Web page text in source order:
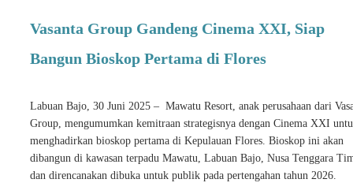
Vasanta Group Gandeng Cinema XXI, Siap
Bangun Bioskop Pertama di Flores
Labuan Bajo, 30 Juni 2025 – Mawatu Resort, anak perusahaan dari
Group, mengumumkan kemitraan strategisnya dengan Cinema XXI
menghadirkan bioskop pertama di Kepulauan Flores. Bioskop ini akan
dibangun di kawasan terpadu Mawatu, Labuan Bajo, Nusa Tenggara
dan direncanakan dibuka untuk publik pada pertengahan tahun 2026.